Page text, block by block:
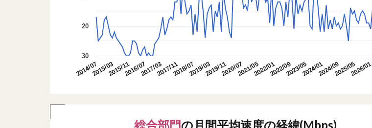
2014/072015/032015/112016/072017/032017/112018/072019/032019/112020/072021/052022/012022/092023/052024/012024/092025/052026/01
20
30
総合部門の月間平均速度の経緯(Mbps)